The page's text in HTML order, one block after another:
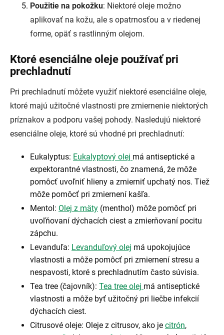
Použitie na pokožku: Niektoré oleje možno
aplikovať na kožu, ale s opatrnosťou a v riedenej
forme, opäť s rastlinným olejom.
Ktoré esenciálne oleje používať pri
prechladnutí
Pri prechladnutí môžete využiť niektoré esenciálne oleje,
ktoré majú užitočné vlastnosti pre zmiernenie niektorých
príznakov a podporu vašej pohody. Nasledujú niektoré
esenciálne oleje, ktoré sú vhodné pri prechladnutí:
Eukalyptus: Eukalyptový olej má antiseptické a
expektorantné vlastnosti, čo znamená, že môže
pomôcť uvoľniť hlieny a zmierniť upchatý nos. Tiež
môže pomôcť pri zmiernení kašľa.
Mentol: Olej z mäty (menthol) môže pomôcť pri
uvoľňovaní dýchacích ciest a zmierňovaní pocitu
zápchu.
Levanduľa: Levanduľový olej má upokojujúce
vlastnosti a môže pomôcť pri zmiernení stresu a
nespavosti, ktoré s prechladnutím často súvisia.
Tea tree (čajovník): Tea tree olej má antiseptické
vlastnosti a môže byť užitočný pri liečbe infekcií
dýchacích ciest.
Citrusové oleje: Oleje z citrusov, ako je citrón,